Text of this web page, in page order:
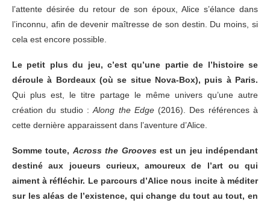
l’attente désirée du retour de son époux, Alice s’élance dans
l’inconnu, afin de devenir maîtresse de son destin. Du moins, si
cela est encore possible.
Le petit plus du jeu, c’est qu’une partie de l’histoire se
déroule à Bordeaux (où se situe Nova-Box), puis à Paris.
Qui plus est, le titre partage le même univers qu’une autre
création du studio :Along the Edge(2016). Des références à
cette dernière apparaissent dans l’aventure d’Alice.
Somme toute, Across the Groovesest un jeu indépendant
destiné aux joueurs curieux, amoureux de l’art ou qui
aiment à réfléchir. Le parcours d’Alice nous incite à méditer
sur les aléas de l’existence, qui change du tout au tout, en